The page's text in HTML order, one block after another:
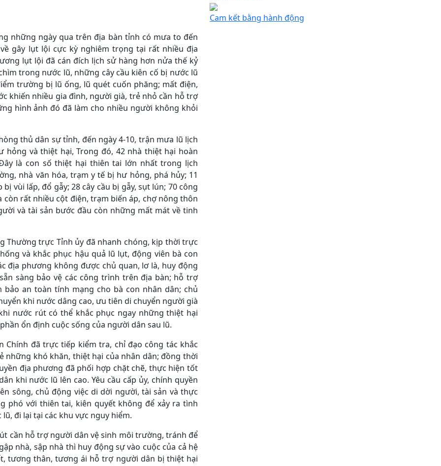
những ngày qua trên địa bàn tỉnh có mưa to đến
gây lụt lội cực kỳ nghiêm trọng tại rất nhiều địa
lụt lội đã cán đích lịch sử hàng hơn nửa thế kỷ
trong nước lũ, những cây cầu kiên cố bị nước lũ
trường bị lũ ống, lũ quét cuốn phăng; mất điện,
khiến nhiều gia đình, người già, trẻ nhỏ cần hỗ trợ
hình ảnh đó đã làm cho nhiều người không khỏi
thủ dân sự tỉnh, đến ngày 4-10, trận mưa lũ lịch
hỏng và thiệt hại, Trong đó, 42 nhà thiệt hại hoàn
là con số thiệt hại thiên tai lớn nhất trong lịch
nhà văn hóa, trạm y tế bị hư hỏng, phá hủy; 11
vùi lấp, đổ gẫy; 28 cây cầu bị gẫy, sụt lún; 70 công
rất nhiều cột điện, trạm biến áp, chợ nông thôn
và tài sản bước đầu còn những mất mát về tinh
Thường trực Tỉnh ủy đã nhanh chóng, kịp thời trực
và khắc phục hậu quả lũ lụt, động viên bà con
địa phương không được chủ quan, lơ là, huy động
sàng bảo vệ các công trình trên địa bàn; hỗ trợ
an toàn tính mạng cho bà con nhân dân; chủ
khi nước dâng cao, ưu tiên di chuyển người già
nước rút có thể khắc phục ngay những thiệt hại
ổn định cuộc sống của người dân sau lũ.
Chính đã trực tiếp kiểm tra, chỉ đạo công tác khắc
những khó khăn, thiệt hại của nhân dân; đồng thời
địa phương đã phối hợp chặt chẽ, thực hiện tốt
khi nước lũ lên cao. Yêu cầu cấp ủy, chính quyền
sông, chủ động việc di dời người, tài sản và thực
phó với thiên tai, kiên quyết không để xảy ra tình
đi lại tại các khu vực nguy hiểm.
cần hỗ trợ người dân vệ sinh môi trường, tránh để
nhà, sập nhà thì huy động sự vào cuộc của cả hệ
tương thân, tương ái hỗ trợ người dân bị thiệt hại
Cam kết bằng hành động